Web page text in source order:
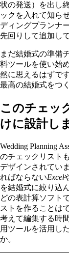
状の発送）を出し
ックを入れて知ら
ディングプランナ
先回りして追加し
まだ結婚式の準備
料ツールを使い始
然に思えるはずで
最高の結婚式をつ
このチェッ
けに設計し
Wedding Planning
のチェックリスト
デザインされてい
ればならないExcel
を結婚式に絞り込
どの表計算ソフト
ストを作ることは
考えて編集する時
用ツールを活用し
か。